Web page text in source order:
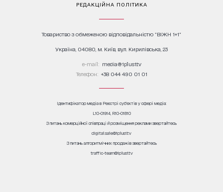
РЕДАКЦІЙНА ПОЛІТИКА
Товариство з обмеженою відповідальністю "ВІЖН 1+1"
Україна, 04080, м. Київ, вул. Кирилівська, 23
е-mail: media@1plus1.tv
Телефон: +38 044 490 01 01
Ідентифікатор медіа в Реєстрі суб’єктів у сфері медіа:
L10-01914, R10-01810
З питань комерційної співпраці й розміщення реклами звертайтесь
digital.sale@1plus1.tv
З питань алгоритмічних продажів звертайтесь
traffic-team@1plus1.tv